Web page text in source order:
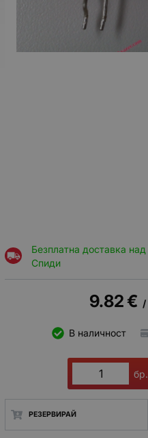
Безплатна доставка над
Спиди
9.82€ /
В наличност
бр.
РЕЗЕРВИРАЙ